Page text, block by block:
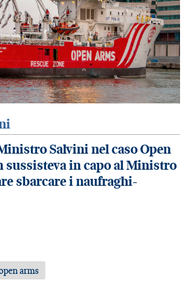
Salvini nel caso Open
sussisteva in capo al Ministro
sbarcare i naufraghi-
arms